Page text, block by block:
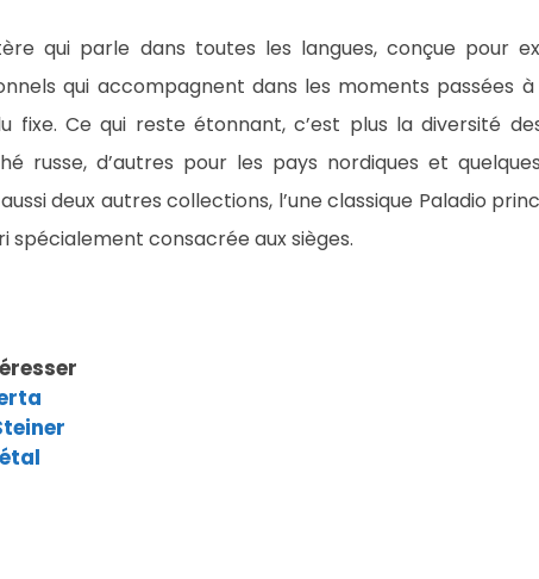
qui parle dans toutes les langues, conçue pour
qui accompagnent dans les moments passées à
fixe. Ce qui reste étonnant, c’est plus la diversité
russe, d’autres pour les pays nordiques et
deux autres collections, l’une classique Paladio
spécialement consacrée aux sièges.